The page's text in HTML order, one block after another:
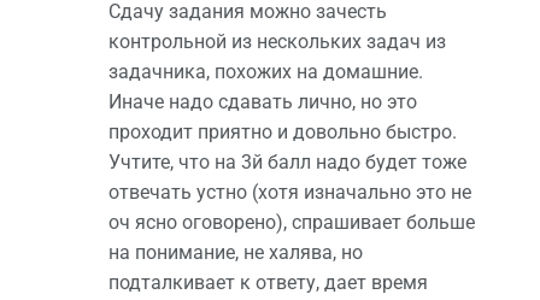
Сдачу задания можно зачесть
контрольной из нескольких задач из
задачника, похожих на домашние.
Иначе надо сдавать лично, но это
проходит приятно и довольно быстро.
Учтите, что на 3й балл надо будет тоже
отвечать устно (хотя изначально это не
оч ясно оговорено), спрашивает больше
на понимание, не халява, но
подталкивает к ответу, дает время